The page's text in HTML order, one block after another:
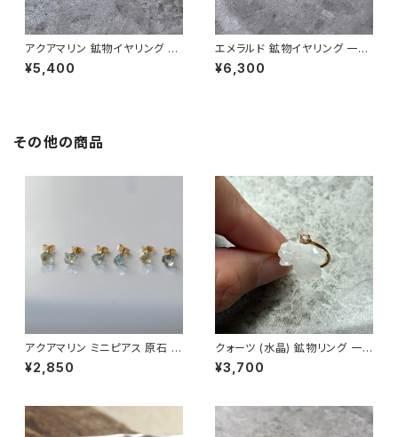
アクアマリン 鉱物イヤリング 一
点もの 原石 天然石 ハンドメイ
ド アクセサリー パワーストーン
¥5,400
エメラルド 鉱物イヤリング 一点
もの 原石 天然石 ハンドメイド
アクセサリー パワーストーン (N
¥6,300
その他の商品
アクアマリン ミニピアス 原石 鉱
物 天然石 シンプル 仕事 オフィ
ス 通勤 小さい アクセサリー パ
¥2,850
クォーツ (水晶) 鉱物リング 一
点もの 指輪 フリーサイズ 原石
天然石 ハンドメイド アクセサリ
¥3,700